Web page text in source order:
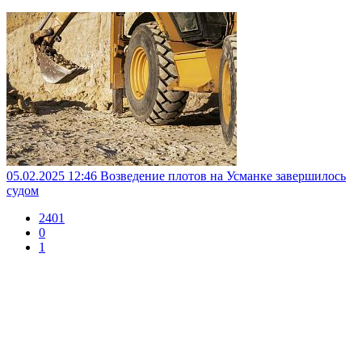
05.02.2025 12:46 Возведение плотов на Усманке завершилось
судом
2401
0
1